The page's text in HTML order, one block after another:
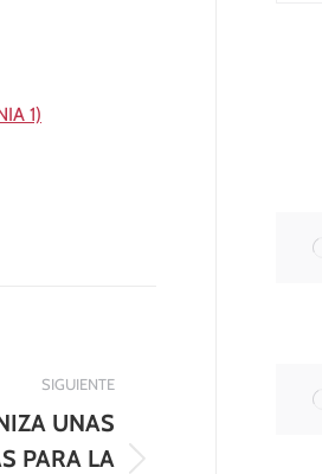
1)
SIGUIENTE
UNAS
PARA LA